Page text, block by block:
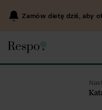
Zamów dietę dziś, aby